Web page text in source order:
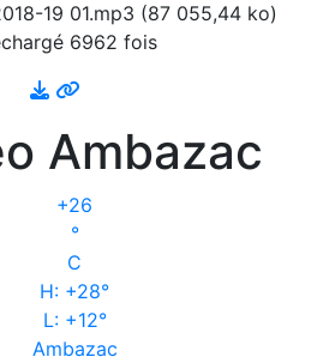
19 01.mp3 (87 055,44 ko)
6962 fois
Ambazac
+26
°
C
H: +28°
L: +12°
Ambazac